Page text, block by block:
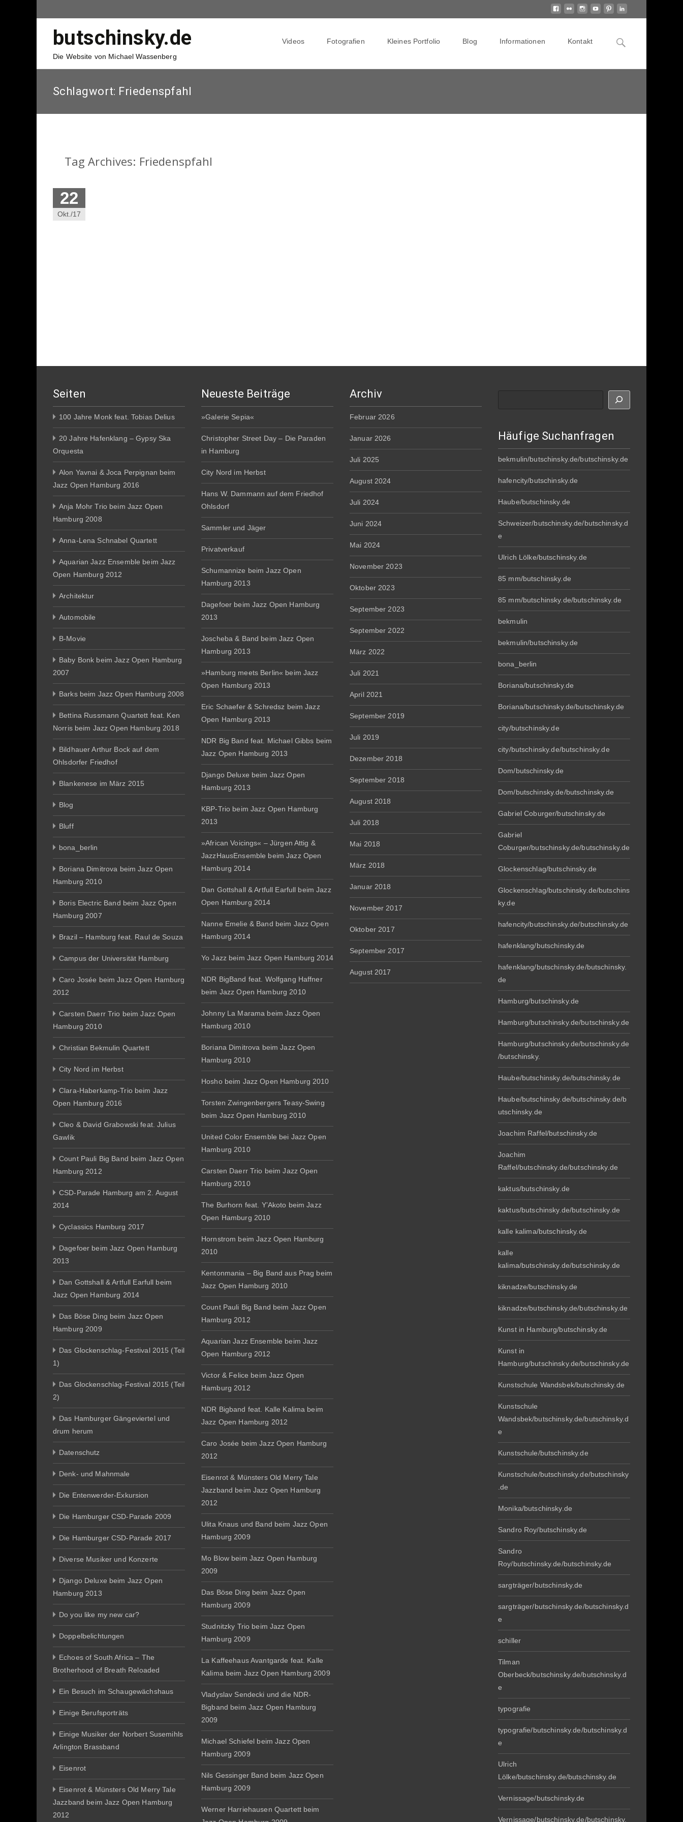
butschinsky.de
Die Website von Michael Wassenberg
Videos Fotografien Kleines Portfolio Blog Informationen Kontakt
Search
Schlagwort: Friedenspfahl
Tag Archives: Friedenspfahl
22
Okt./17
Seiten
100 Jahre Monk feat. Tobias Delius
20 Jahre Hafenklang – Gypsy Ska
Orquesta
Alon Yavnai & Joca Perpignan beim
Jazz Open Hamburg 2016
Anja Mohr Trio beim Jazz Open
Hamburg 2008
Anna-Lena Schnabel Quartett
Aquarian Jazz Ensemble beim Jazz
Open Hamburg 2012
Architektur
Automobile
B-Movie
Baby Bonk beim Jazz Open Hamburg
2007
Barks beim Jazz Open Hamburg 2008
Bettina Russmann Quartett feat. Ken
Norris beim Jazz Open Hamburg 2018
Bildhauer Arthur Bock auf dem
Ohlsdorfer Friedhof
Blankenese im März 2015
Blog
Bluff
bona_berlin
Boriana Dimitrova beim Jazz Open
Hamburg 2010
Boris Electric Band beim Jazz Open
Hamburg 2007
Brazil – Hamburg feat. Raul de Souza
Campus der Universität Hamburg
Caro Josée beim Jazz Open Hamburg
2012
Carsten Daerr Trio beim Jazz Open
Hamburg 2010
Christian Bekmulin Quartett
City Nord im Herbst
Clara-Haberkamp-Trio beim Jazz
Open Hamburg 2016
Cleo & David Grabowski feat. Julius
Gawlik
Count Pauli Big Band beim Jazz Open
Hamburg 2012
CSD-Parade Hamburg am 2. August
2014
Cyclassics Hamburg 2017
Dagefoer beim Jazz Open Hamburg
2013
Dan Gottshall & Artfull Earfull beim
Jazz Open Hamburg 2014
Das Böse Ding beim Jazz Open
Hamburg 2009
Das Glockenschlag-Festival 2015 (Teil
1)
Das Glockenschlag-Festival 2015 (Teil
2)
Das Hamburger Gängeviertel und
drum herum
Datenschutz
Denk- und Mahnmale
Die Entenwerder-Exkursion
Die Hamburger CSD-Parade 2009
Die Hamburger CSD-Parade 2017
Diverse Musiker und Konzerte
Django Deluxe beim Jazz Open
Hamburg 2013
Do you like my new car?
Doppelbelichtungen
Echoes of South Africa – The
Brotherhood of Breath Reloaded
Ein Besuch im Schaugewächshaus
Einige Berufsporträts
Einige Musiker der Norbert Susemihls
Arlington Brassband
Eisenrot
Eisenrot & Münsters Old Merry Tale
Jazzband beim Jazz Open Hamburg
2012
Neueste Beiträge
»Galerie Sepia«
Christopher Street Day – Die Paraden
in Hamburg
City Nord im Herbst
Hans W. Dammann auf dem Friedhof
Ohlsdorf
Sammler und Jäger
Privatverkauf
Schumannize beim Jazz Open
Hamburg 2013
Dagefoer beim Jazz Open Hamburg
2013
Joscheba & Band beim Jazz Open
Hamburg 2013
»Hamburg meets Berlin« beim Jazz
Open Hamburg 2013
Eric Schaefer & Schredsz beim Jazz
Open Hamburg 2013
NDR Big Band feat. Michael Gibbs beim
Jazz Open Hamburg 2013
Django Deluxe beim Jazz Open
Hamburg 2013
KBP-Trio beim Jazz Open Hamburg
2013
»African Voicings« – Jürgen Attig &
JazzHausEnsemble beim Jazz Open
Hamburg 2014
Dan Gottshall & Artfull Earfull beim Jazz
Open Hamburg 2014
Nanne Emelie & Band beim Jazz Open
Hamburg 2014
Yo Jazz beim Jazz Open Hamburg 2014
NDR BigBand feat. Wolfgang Haffner
beim Jazz Open Hamburg 2010
Johnny La Marama beim Jazz Open
Hamburg 2010
Boriana Dimitrova beim Jazz Open
Hamburg 2010
Hosho beim Jazz Open Hamburg 2010
Torsten Zwingenbergers Teasy-Swing
beim Jazz Open Hamburg 2010
United Color Ensemble bei Jazz Open
Hamburg 2010
Carsten Daerr Trio beim Jazz Open
Hamburg 2010
The Burhorn feat. Y’Akoto beim Jazz
Open Hamburg 2010
Hornstrom beim Jazz Open Hamburg
2010
Kentonmania – Big Band aus Prag beim
Jazz Open Hamburg 2010
Count Pauli Big Band beim Jazz Open
Hamburg 2012
Aquarian Jazz Ensemble beim Jazz
Open Hamburg 2012
Victor & Felice beim Jazz Open
Hamburg 2012
NDR Bigband feat. Kalle Kalima beim
Jazz Open Hamburg 2012
Caro Josée beim Jazz Open Hamburg
2012
Eisenrot & Münsters Old Merry Tale
Jazzband beim Jazz Open Hamburg
2012
Ulita Knaus und Band beim Jazz Open
Hamburg 2009
Mo Blow beim Jazz Open Hamburg
2009
Das Böse Ding beim Jazz Open
Hamburg 2009
Studnitzky Trio beim Jazz Open
Hamburg 2009
La Kaffeehaus Avantgarde feat. Kalle
Kalima beim Jazz Open Hamburg 2009
Vladyslav Sendecki und die NDR-
Bigband beim Jazz Open Hamburg
2009
Michael Schiefel beim Jazz Open
Hamburg 2009
Nils Gessinger Band beim Jazz Open
Hamburg 2009
Werner Harriehausen Quartett beim
Archiv
Februar 2026
Januar 2026
Juli 2025
August 2024
Juli 2024
Juni 2024
Mai 2024
November 2023
Oktober 2023
September 2023
September 2022
März 2022
Juli 2021
April 2021
September 2019
Juli 2019
Dezember 2018
September 2018
August 2018
Juli 2018
Mai 2018
März 2018
Januar 2018
November 2017
Oktober 2017
September 2017
August 2017
Häufige Suchanfragen
bekmulin/butschinsky.de/butschinsky.de
hafencity/butschinsky.de
Haube/butschinsky.de
Schweizer/butschinsky.de/butschinsky.d
e
Ulrich Lölke/butschinsky.de
85 mm/butschinsky.de
85 mm/butschinsky.de/butschinsky.de
bekmulin
bekmulin/butschinsky.de
bona_berlin
Boriana/butschinsky.de
Boriana/butschinsky.de/butschinsky.de
city/butschinsky.de
city/butschinsky.de/butschinsky.de
Dom/butschinsky.de
Dom/butschinsky.de/butschinsky.de
Gabriel Coburger/butschinsky.de
Gabriel
Coburger/butschinsky.de/butschinsky.de
Glockenschlag/butschinsky.de
Glockenschlag/butschinsky.de/butschins
ky.de
hafencity/butschinsky.de/butschinsky.de
hafenklang/butschinsky.de
hafenklang/butschinsky.de/butschinsky.
de
Hamburg/butschinsky.de
Hamburg/butschinsky.de/butschinsky.de
Hamburg/butschinsky.de/butschinsky.de
/butschinsky.
Haube/butschinsky.de/butschinsky.de
Haube/butschinsky.de/butschinsky.de/b
utschinsky.de
Joachim Raffel/butschinsky.de
Joachim
Raffel/butschinsky.de/butschinsky.de
kaktus/butschinsky.de
kaktus/butschinsky.de/butschinsky.de
kalle kalima/butschinsky.de
kalle
kalima/butschinsky.de/butschinsky.de
kiknadze/butschinsky.de
kiknadze/butschinsky.de/butschinsky.de
Kunst in Hamburg/butschinsky.de
Kunst in
Hamburg/butschinsky.de/butschinsky.de
Kunstschule Wandsbek/butschinsky.de
Kunstschule
Wandsbek/butschinsky.de/butschinsky.d
e
Kunstschule/butschinsky.de
Kunstschule/butschinsky.de/butschinsky
.de
Monika/butschinsky.de
Sandro Roy/butschinsky.de
Sandro
Roy/butschinsky.de/butschinsky.de
sargträger/butschinsky.de
sargträger/butschinsky.de/butschinsky.d
e
schiller
Tilman
Oberbeck/butschinsky.de/butschinsky.d
e
typografie
typografie/butschinsky.de/butschinsky.d
e
Ulrich
Lölke/butschinsky.de/butschinsky.de
Vernissage/butschinsky.de
Vernissage/butschinsky.de/butschinsky.